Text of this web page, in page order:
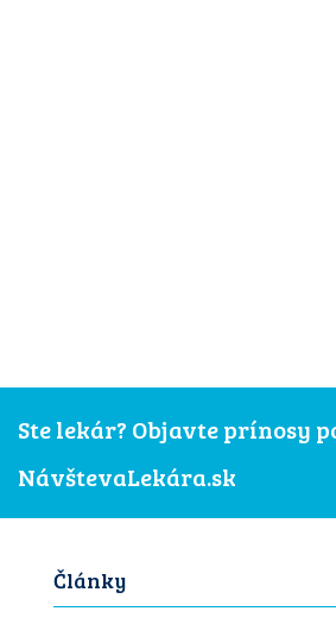
Ste lekár? Objavte prínosy
NávštevaLekára.sk
Články